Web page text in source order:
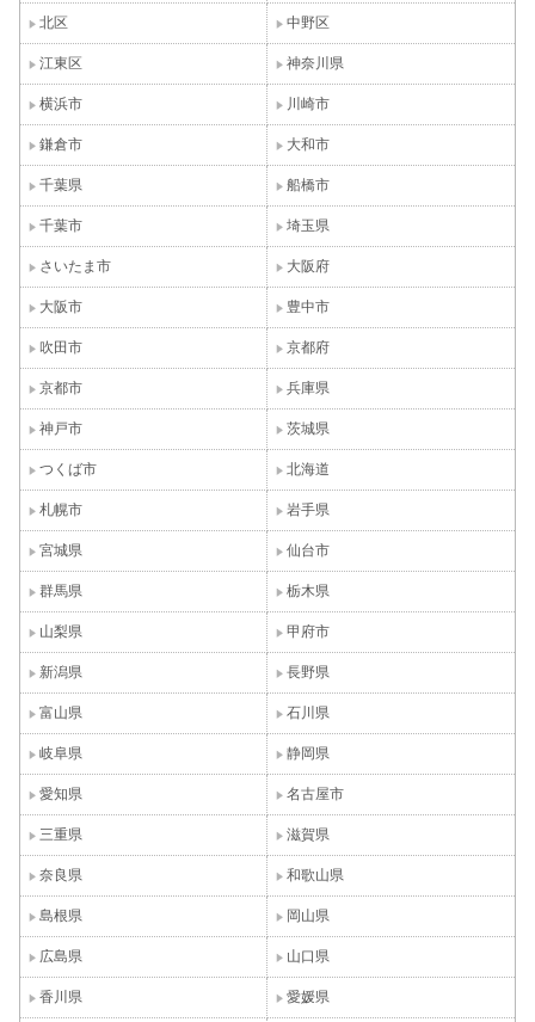
北区 中野区
江東区 神奈川県
横浜市 川崎市
鎌倉市 大和市
千葉県 船橋市
千葉市 埼玉県
さいたま市 大阪府
大阪市 豊中市
吹田市 京都府
京都市 兵庫県
神戸市 茨城県
つくば市 北海道
札幌市 岩手県
宮城県 仙台市
群馬県 栃木県
山梨県 甲府市
新潟県 長野県
富山県 石川県
岐阜県 静岡県
愛知県 名古屋市
三重県 滋賀県
奈良県 和歌山県
島根県 岡山県
広島県 山口県
香川県 愛媛県